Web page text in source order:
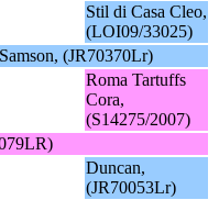
Stil di Casa Cleo,
(LOI09/33025)
Samson, (JR70370Lr)
Roma Tartuffs
Cora,
(S14275/2007)
Duncan,
(JR70053Lr)